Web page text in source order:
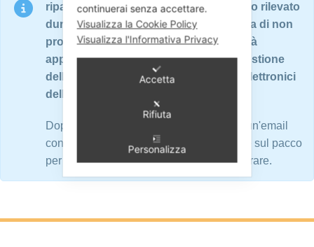
riparabile o non presenti nessun guasto rilevato
durante i test, oppure nel caso si scelga di non
procedere con la riparazione ABS, verrà
applicata una quota di € 60,00 per la gestione
della pratica e per i test meccanici ed elettronici
dell'ABS.
Dopo la conferma dell'ordine, riceverete un'email
contenente la lettera di vettura da apporre sul pacco
per il ritiro del Ricambio da spedire e riparare.
continuerai senza accettare.
Visualizza la Cookie Policy
Visualizza l'Informativa Privacy
Accetta
Rifiuta
Personalizza